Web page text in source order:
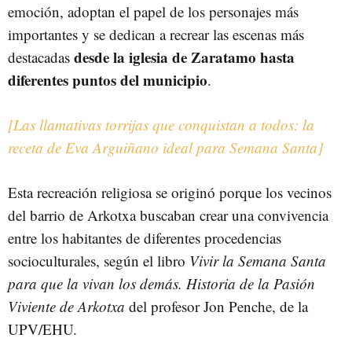
emoción, adoptan el papel de los personajes más
importantes y se dedican a recrear las escenas más
destacadas desde la iglesia de Zaratamo hasta
diferentes puntos del municipio.
[Las llamativas torrijas que conquistan a todos: la
receta de Eva Arguiñano ideal para Semana Santa]
Esta recreación religiosa se originó porque los vecinos
del barrio de Arkotxa buscaban crear una convivencia
entre los habitantes de diferentes procedencias
socioculturales, según el libro Vivir la Semana Santa
para que la vivan los demás. Historia de la Pasión
Viviente de Arkotxa del profesor Jon Penche, de la
UPV/EHU.